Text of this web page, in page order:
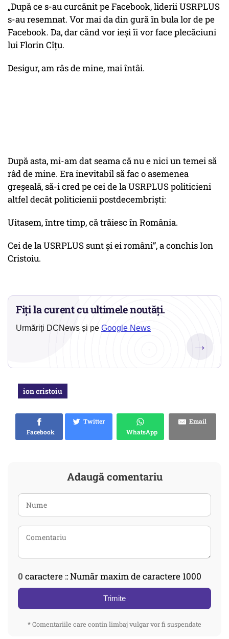
„După ce s-au curcănit pe Facebook, liderii USRPLUS
s-au resemnat. Vor mai da din gură în bula lor de pe
Facebook. Da, dar când vor ieşi îi vor face plecăciuni
lui Florin Cîţu.
Desigur, am râs de mine, mai întâi.
După asta, mi-am dat seama că nu e nici un temei să
râd de mine. Era inevitabil să fac o asemenea
greşeală, să-i cred pe cei de la USRPLUS politicieni
altfel decât politicienii postdecembrişti:
Uitasem, între timp, că trăiesc în România.
Cei de la USRPLUS sunt şi ei români”, a conchis Ion
Cristoiu.
Fiți la curent cu ultimele noutăți.
Urmăriți DCNews și pe Google News
→
ion cristoiu
Facebook
Twitter
WhatsApp
Email
Adaugă comentariu
0 caractere :: Număr maxim de caractere 1000
Trimite
* Comentariile care contin limbaj vulgar vor fi suspendate